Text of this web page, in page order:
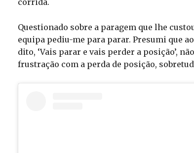
corrida.
Questionado sobre a paragem que lhe
equipa pediu-me para parar. Presumi que
dito, ‘Vais parar e vais perder a posição’,
frustração com a perda de posição,